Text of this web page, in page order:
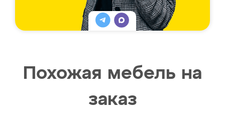
Похожая мебель на
заказ